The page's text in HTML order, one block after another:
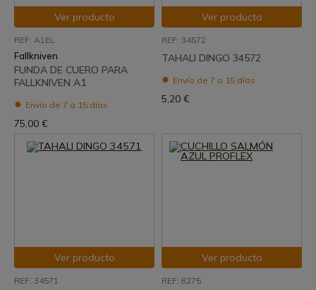
Ver producto
REF: A1EL
Fallkniven
FUNDA DE CUERO PARA
FALLKNIVEN A1
Envío de 7 a 15 días
75,00 €
Ver producto
REF: 34572
TAHALI DINGO 34572
Envío de 7 a 15 días
5,20 €
Ver producto
REF: 34571
Ver producto
REF: 8275